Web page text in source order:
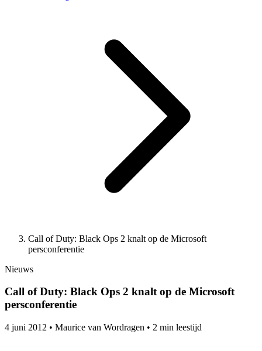
Call of Duty: Black Ops 2 knalt op de Microsoft
persconferentie
Nieuws
Call of Duty: Black Ops 2 knalt op de Microsoft
persconferentie
4 juni 2012 • Maurice van Wordragen • 2 min leestijd